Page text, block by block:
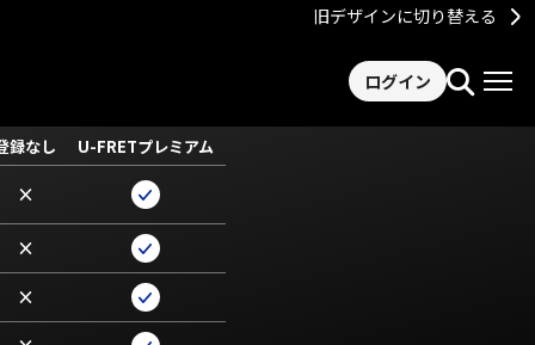
旧デザインに切り替える
ログイン
録なし U-FRETプレミアム
×
×
×